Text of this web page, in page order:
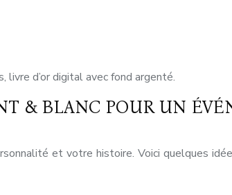
d’or digital avec fond argenté.
& BLANC POUR UN
et votre histoire. Voici quelques